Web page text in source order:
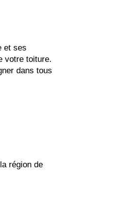
et ses
votre toiture.
dans tous
région de